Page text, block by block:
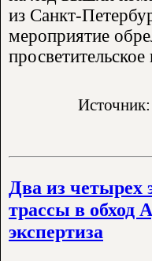
из Санкт-
мероприятие
Два из четырех
трассы в обход
экспертиза